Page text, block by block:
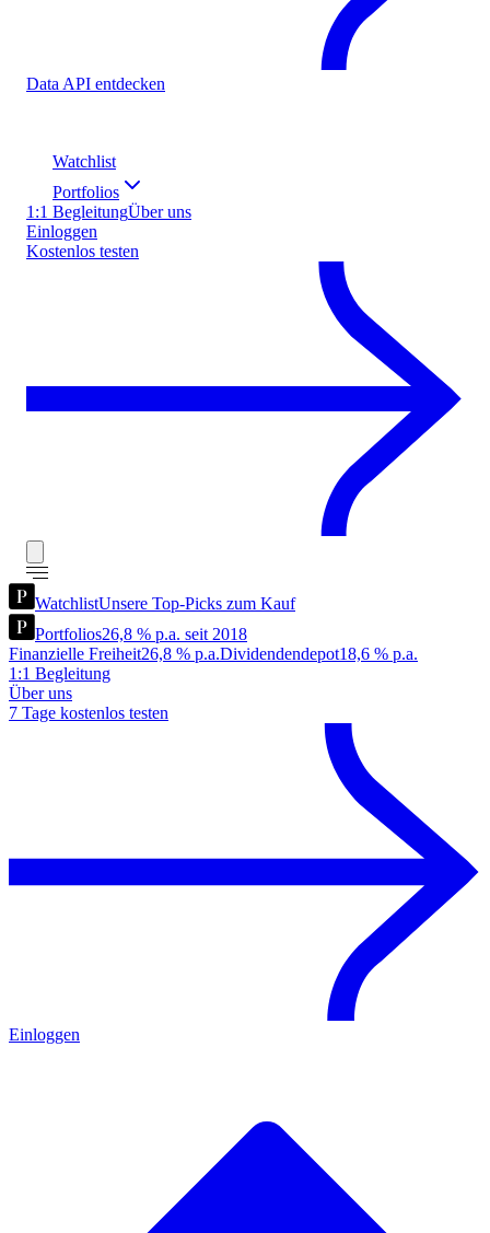
Data API entdecken
Watchlist
Portfolios
1:1 BegleitungÜber uns
Einloggen
Kostenlos testen
WatchlistUnsere Top-Picks zum Kauf
Portfolios26,8 % p.a. seit 2018
Finanzielle Freiheit26,8 % p.a.Dividendendepot18,6 % p.a.
1:1 Begleitung
Über uns
7 Tage kostenlos testen
Einloggen